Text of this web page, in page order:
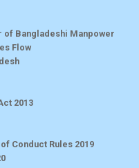
of Bangladeshi Manpower
Flow
2013
Conduct Rules 2019